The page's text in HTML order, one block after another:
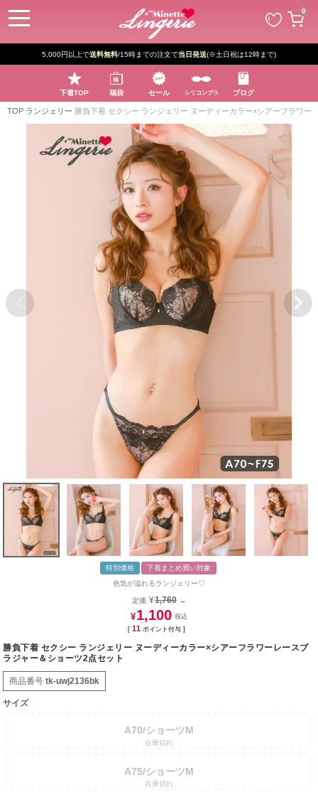
0
5,000円以上で送料無料/15時までの注文で当日発送(※土日祝は12時まで)
下着TOP 福袋 セール シリコンブラ ブログ
TOP ランジェリー 勝負下着 セクシー ランジェリー ヌーディーカラー×シアーフラワー
特別価格
下着まとめ買い対象
色気が溢れるランジェリー♡
定価 ¥1,760 →
¥1,100
[ 11 ポイント付与 ]
勝負下着 セクシー ランジェリー ヌーディーカラー×シアーフラワーレースブ
ラジャー＆ショーツ2点セット
商品番号 tk-uwj2136bk
サイズ
A70/ショーツM
在庫切れ
A75/ショーツM
在庫切れ
ペー
ジト